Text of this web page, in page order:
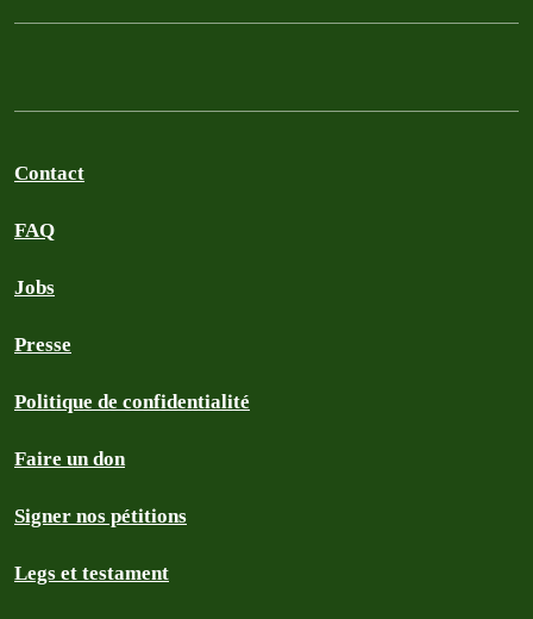
Contact
FAQ
Jobs
Presse
Politique de confidentialité
Faire un don
Signer nos pétitions
Legs et testament